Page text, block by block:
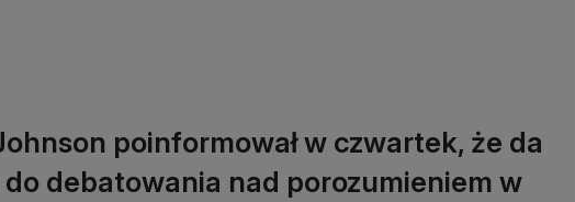
poinformował w czwartek, że da
debatowania nad porozumieniem w